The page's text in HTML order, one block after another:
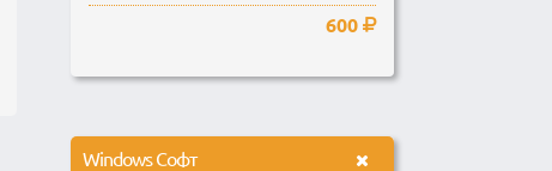
600
Windows Софт